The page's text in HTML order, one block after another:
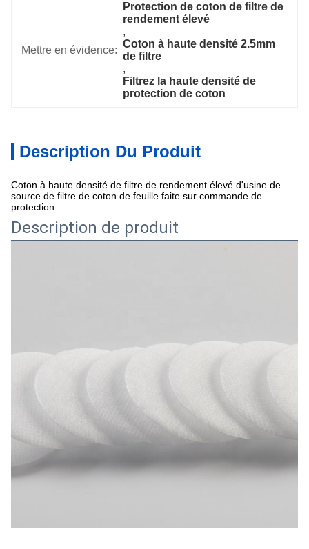
Mettre en évidence:
Protection de coton de filtre de
rendement élevé
,
Coton à haute densité 2.5mm
de filtre
,
Filtrez la haute densité de
protection de coton
Description Du Produit
Coton à haute densité de filtre de rendement élevé d'usine de
source de filtre de coton de feuille faite sur commande de
protection
Description de produit